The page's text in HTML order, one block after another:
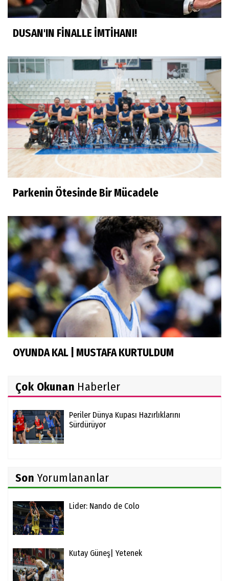
DUSAN'IN FİNALLE İMTİHANI!
Parkenin Ötesinde Bir Mücadele
OYUNDA KAL | MUSTAFA KURTULDUM
Çok Okunan Haberler
Periler Dünya Kupası Hazırlıklarını
Sürdürüyor
Son Yorumlananlar
Lider: Nando de Colo
Kutay Güneş| Yetenek